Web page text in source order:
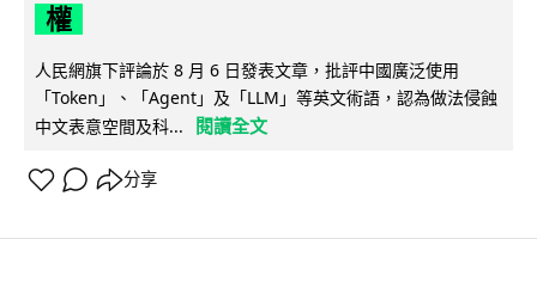
權
人民網旗下評論於 8 月 6 日發表文章，批評中國廣泛使用
「Token」、「Agent」及「LLM」等英文術語，認為做法侵蝕
中文表意空間及科...
閱讀全文
分享